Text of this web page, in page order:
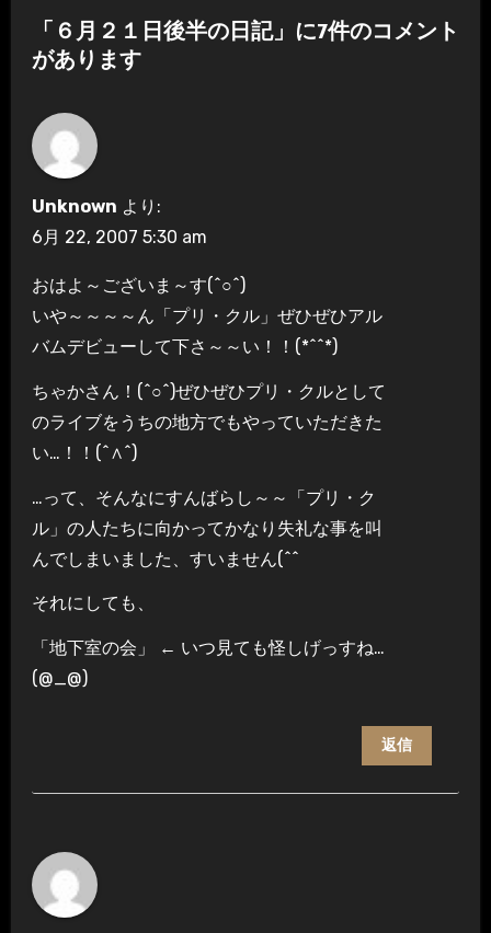
ゲ
ー
シ
ョ
ン
「６月２１日後半の日記」に7件のコメント
があります
Unknown より:
6月 22, 2007 5:30 am
おはよ～ございま～す(^○^)
いや～～～～ん「プリ・クル」ぜひぜひアル
バムデビューして下さ～～い！！(*^^*)
ちゃかさん！(^○^)ぜひぜひプリ・クルとして
のライブをうちの地方でもやっていただきた
い…！！(^∧^)
…って、そんなにすんばらし～～「プリ・ク
ル」の人たちに向かってかなり失礼な事を叫
んでしまいました、すいません(^^ゞ
それにしても、
「地下室の会」 ← いつ見ても怪しげっすね…
(@_@)
返信